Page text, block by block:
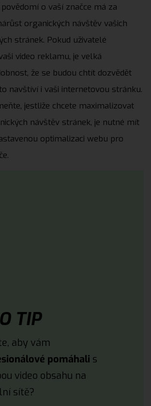
o vaší značce má za
organických návštěv vašich
stránek. Pokud uživatelé
video reklamu, je velká
že se budou chtít dozvědět
navštíví i vaši internetovou stránku.
jestliže chcete maximalizovat
návštěv stránek, je nutné mít
optimalizaci webu pro
TIP
aby vám
pomáhali s
video obsahu na
sítě?